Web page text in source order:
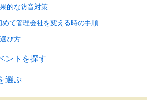
的な防音対策
めて管理会社を変える時の手順
び方
ントを探す
選ぶ